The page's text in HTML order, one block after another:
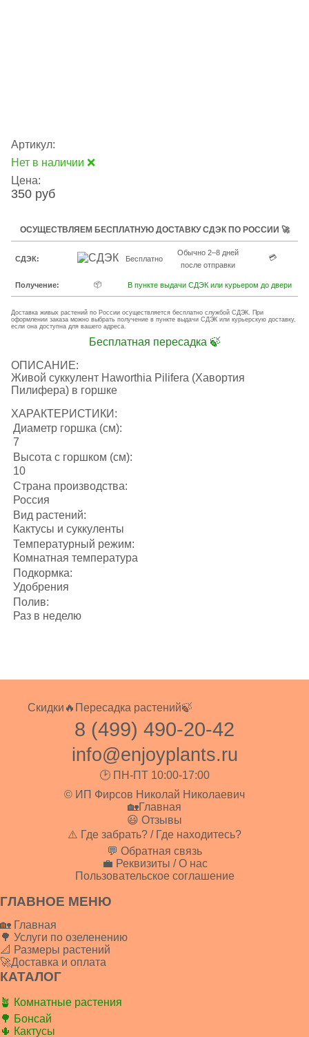
Артикул:
Нет в наличии ❌
Цена:
350 руб
ОСУЩЕСТВЛЯЕМ БЕСПЛАТНУЮ ДОСТАВКУ СДЭК ПО РОССИИ 🚀
СДЭК: Бесплатно
Обычно 2–8 дней
после отправки
💳
Получение: 📦 В пункте выдачи СДЭК или курьером до двери
Доставка живых растений по России осуществляется бесплатно службой СДЭК. При
оформлении заказа можно выбрать получение в пункте выдачи СДЭК или курьерскую доставку,
если она доступна для вашего адреса.
Бесплатная пересадка 🍃
ОПИСАНИЕ:
Живой суккулент Haworthia Pilifera (Хавортия
Пилифера) в горшке
ХАРАКТЕРИСТИКИ:
Диаметр горшка (см):
7
Высота с горшком (см):
10
Страна производства:
Россия
Вид растений:
Кактусы и суккуленты
Температурный режим:
Комнатная температура
Подкормка:
Удобрения
Полив:
Раз в неделю
Скидки🔥 Пересадка растений🍃
8 (499) 490-20-42
info@enjoyplants.ru
🕑 ПН-ПТ 10:00-17:00
© ИП Фирсов Николай Николаевич
🏡Главная
😃 Отзывы
⚠️ Где забрать? / Где находитесь?
💬 Обратная связь
💼 Реквизиты / О нас
Пользовательское соглашение
ГЛАВНОЕ МЕНЮ
🏡 Главная
🌳 Услуги по озеленению
📐 Размеры растений
🚀Доставка и оплата
КАТАЛОГ
🪴 Комнатные растения
🌳 Бонсай
🌵 Кактусы